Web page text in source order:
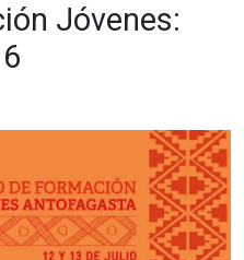
Jóvenes: